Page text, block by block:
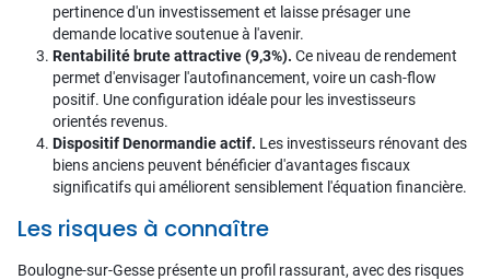
pertinence d'un investissement et laisse présager une
demande locative soutenue à l'avenir.
Rentabilité brute attractive (9,3%). Ce niveau de rendement
permet d'envisager l'autofinancement, voire un cash-flow
positif. Une configuration idéale pour les investisseurs
orientés revenus.
Dispositif Denormandie actif. Les investisseurs rénovant des
biens anciens peuvent bénéficier d'avantages fiscaux
significatifs qui améliorent sensiblement l'équation financière.
Les risques à connaître
Boulogne-sur-Gesse présente un profil rassurant, avec des risques